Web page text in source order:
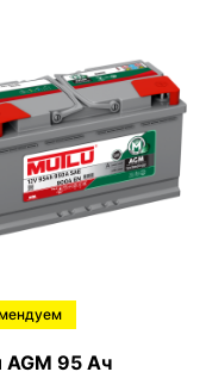
AGM 95 Ач